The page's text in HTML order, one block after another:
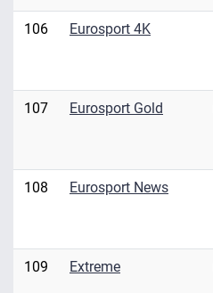
106 Eurosport 4K
107 Eurosport Gold
108 Eurosport News
109 Extreme